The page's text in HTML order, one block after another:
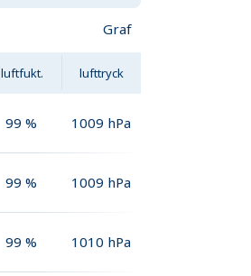
Graf
luftfukt. lufttryck
99 % 1009 hPa
99 % 1009 hPa
99 % 1010 hPa